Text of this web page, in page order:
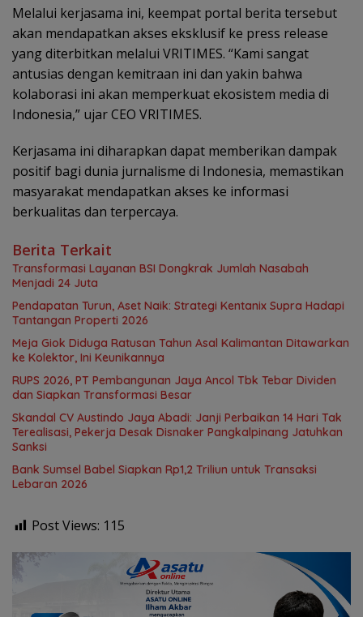
Melalui kerjasama ini, keempat portal berita tersebut
akan mendapatkan akses eksklusif ke press release
yang diterbitkan melalui VRITIMES. “Kami sangat
antusias dengan kemitraan ini dan yakin bahwa
kolaborasi ini akan memperkuat ekosistem media di
Indonesia,” ujar CEO VRITIMES.
Kerjasama ini diharapkan dapat memberikan dampak
positif bagi dunia jurnalisme di Indonesia, memastikan
masyarakat mendapatkan akses ke informasi
berkualitas dan terpercaya.
Berita Terkait
Transformasi Layanan BSI Dongkrak Jumlah Nasabah
Menjadi 24 Juta
Pendapatan Turun, Aset Naik: Strategi Kentanix Supra Hadapi
Tantangan Properti 2026
Meja Giok Diduga Ratusan Tahun Asal Kalimantan Ditawarkan
RUPS 2026, PT Pembangunan Jaya Ancol Tbk Tebar Dividen
dan Siapkan Transformasi Besar
Skandal CV Austindo Jaya Abadi: Janji Perbaikan 14 Hari Tak
Terealisasi, Pekerja Desak Disnaker Pangkalpinang Jatuhkan
Sanksi
Bank Sumsel Babel Siapkan Rp1,2 Triliun untuk Transaksi
Lebaran 2026
Post Views: 115